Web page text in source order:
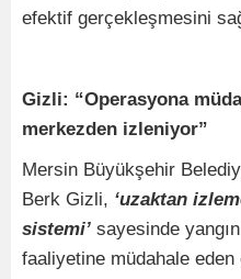
efektif gerçekleşmesini
Gizli: “Operasyona
merkezden izleniyor”
Mersin Büyükşehir
Berk Gizli, ‘uzaktan
sistemi’ sayesinde
faaliyetine müdahale